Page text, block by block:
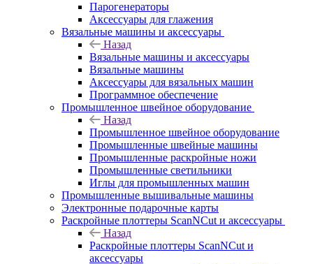
Парогенераторы
Аксессуары для глажения
Вязальные машины и аксессуары
Назад
Вязальные машины и аксессуары
Вязальные машины
Аксессуары для вязальных машин
Программное обеспечение
Промышленное швейное оборудование
Назад
Промышленное швейное оборудование
Промышленные швейные машины
Промышленные раскройные ножи
Промышленные светильники
Иглы для промышленных машин
Промышленные вышивальные машины
Электронные подарочные карты
Раскройные плоттеры ScanNCut и аксессуары
Назад
Раскройные плоттеры ScanNCut и
аксессуары